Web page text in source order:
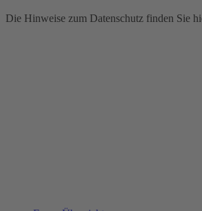
Die Hinweise zum Datenschutz finden Sie